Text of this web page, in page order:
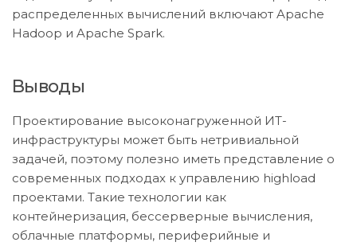
распределенных вычислений включают Apache
Hadoop и Apache Spark.
Выводы
Проектирование высоконагруженной ИТ-
инфраструктуры может быть нетривиальной
задачей, поэтому полезно иметь представление о
современных подходах к управлению highload
проектами. Такие технологии как
контейнеризация, бессерверные вычисления,
облачные платформы, периферийные и